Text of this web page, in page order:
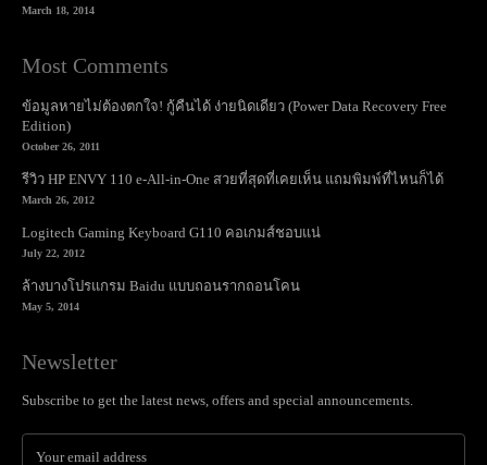
March 18, 2014
Most Comments
ข้อมูลหายไม่ต้องตกใจ! กู้คืนได้ ง่ายนิดเดียว (Power Data Recovery Free
Edition)
October 26, 2011
รีวิว HP ENVY 110 e-All-in-One สวยที่สุดที่เคยเห็น แถมพิมพ์ที่ไหนก็ได้
March 26, 2012
Logitech Gaming Keyboard G110 คอเกมส์ชอบแน่
July 22, 2012
ล้างบางโปรแกรม Baidu แบบถอนรากถอนโคน
May 5, 2014
Newsletter
Subscribe to get the latest news, offers and special announcements.